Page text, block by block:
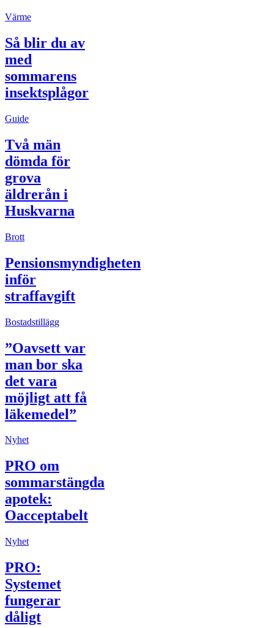
Värme
Så blir du av
med
sommarens
insektsplågor
Guide
Två män
dömda för
grova
äldrerån i
Huskvarna
Brott
Pensionsmyndigheten
inför
straffavgift
Bostadstillägg
”Oavsett var
man bor ska
det vara
möjligt att få
läkemedel”
Nyhet
PRO om
sommarstängda
apotek:
Oacceptabelt
Nyhet
PRO:
Systemet
fungerar
dåligt